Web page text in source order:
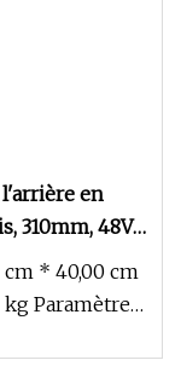
en
310mm, 48V
des* 40,00 cm
Paramètres